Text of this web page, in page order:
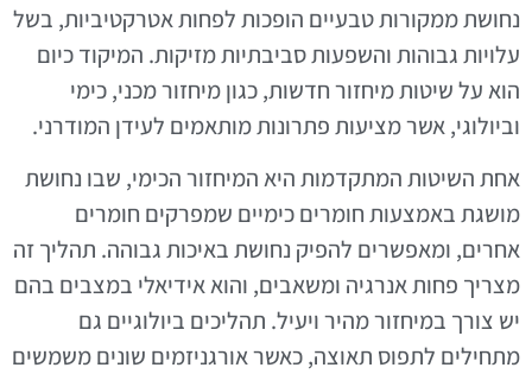
נחושת ממקורות טבעיים הופכות לפחות אטרקטיביות, בשל
עלויות גבוהות והשפעות סביבתיות מזיקות. המיקוד כיום
הוא על שיטות מיחזור חדשות, כגון מיחזור מכני, כימי
וביולוגי, אשר מציעות פתרונות מותאמים לעידן המודרני.
אחת השיטות המתקדמות היא המיחזור הכימי, שבו נחושת
מושגת באמצעות חומרים כימיים שמפרקים חומרים
אחרים, ומאפשרים להפיק נחושת באיכות גבוהה. תהליך זה
מצריך פחות אנרגיה ומשאבים, והוא אידיאלי במצבים בהם
יש צורך במיחזור מהיר ויעיל. תהליכים ביולוגיים גם
מתחילים לתפוס תאוצה, כאשר אורגניזמים שונים משמשים